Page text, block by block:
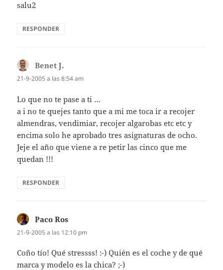
salu2
RESPONDER
Benet J.
21-9-2005 a las 8:54 am
Lo que no te pase a ti …
a i no te quejes tanto que a mi me toca ir a recojer
almendras, vendimiar, recojer algarobas etc etc y
encima solo he aprobado tres asignaturas de ocho.
Jeje el año que viene a re petir las cinco que me
quedan !!!
RESPONDER
Paco Ros
21-9-2005 a las 12:10 pm
Coño tí­o! Qué stressss! :-) Quién es el coche y de qué
marca y modelo es la chica? ;-)